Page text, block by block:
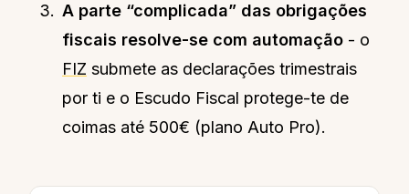
A parte “complicada” das obrigações
fiscais resolve-se com automação - o
FIZ submete as declarações trimestrais
por ti e o Escudo Fiscal protege-te de
coimas até 500€ (plano Auto Pro).